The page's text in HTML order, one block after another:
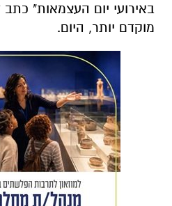
באירועי יום העצמאות" כתב
מוקדם יותר, היום.